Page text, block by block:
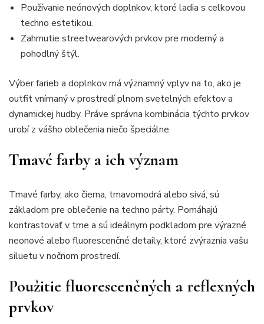
Používanie neónových doplnkov, ktoré ladia s celkovou
techno estetikou.
Zahrnutie streetwearových prvkov pre moderný a
pohodlný štýl.
Výber farieb a doplnkov má významný vplyv na to, ako je
outfit vnímaný v prostredí plnom svetelných efektov a
dynamickej hudby. Práve správna kombinácia týchto prvkov
urobí z vášho oblečenia niečo špeciálne.
Tmavé farby a ich význam
Tmavé farby, ako čierna, tmavomodrá alebo sivá, sú
základom pre oblečenie na techno párty. Pomáhajú
kontrastovať v tme a sú ideálnym podkladom pre výrazné
neonové alebo fluorescenčné detaily, ktoré zvýraznia vašu
siluetu v nočnom prostredí.
Použitie fluorescenčných a reflexných
prvkov